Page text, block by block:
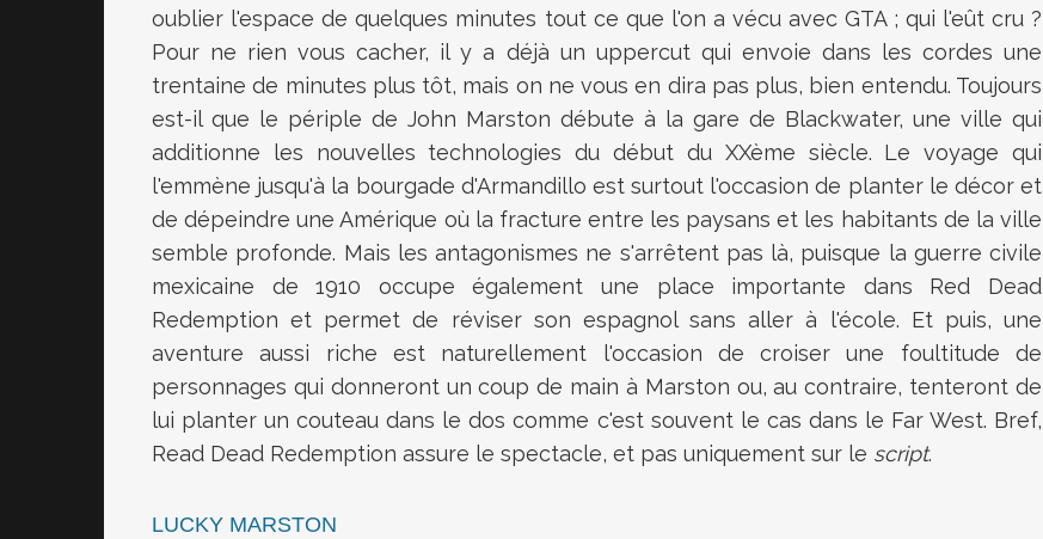
oublier l'espace de quelques minutes tout ce que l'on a vécu avec GTA ; qui l'eût cru ?
Pour ne rien vous cacher, il y a déjà un uppercut qui envoie dans les cordes une
trentaine de minutes plus tôt, mais on ne vous en dira pas plus, bien entendu. Toujours
est-il que le périple de John Marston débute à la gare de Blackwater, une ville qui
additionne les nouvelles technologies du début du XXème siècle. Le voyage qui
l'emmène jusqu'à la bourgade d'Armandillo est surtout l'occasion de planter le décor et
de dépeindre une Amérique où la fracture entre les paysans et les habitants de la ville
semble profonde. Mais les antagonismes ne s'arrêtent pas là, puisque la guerre civile
mexicaine de 1910 occupe également une place importante dans Red Dead
Redemption et permet de réviser son espagnol sans aller à l'école. Et puis, une
aventure aussi riche est naturellement l'occasion de croiser une foultitude de
personnages qui donneront un coup de main à Marston ou, au contraire, tenteront de
lui planter un couteau dans le dos comme c'est souvent le cas dans le Far West. Bref,
Read Dead Redemption assure le spectacle, et pas uniquement sur le script.
LUCKY MARSTON